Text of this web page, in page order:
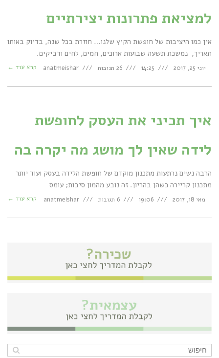
למציאת פתרונות יצירתיים
אין כמו היציבות של חופשת הקיץ שלנו… חוזרת בכל שנה, בדיוק באותו
תאריך, נמשכת תשעה שבועות ארוכים, חמים, לחים ודביקים.
יוני 25, 2017 14:25 26 תגובות anatmeishar קרא עוד ←
איך תכיני את העסק לחופשת
לידה שאין לך מושג מה יקרה בה
הרבה נשים נרתעות מתכנון מוקדם של חופשת הלידה בעסק ועוד יותר
מתכנון קריירה כשהן בהריון. זה נובע מהמון סיבות; עומס
מאי 18, 2017 19:06 6 תגובות anatmeishar קרא עוד ←